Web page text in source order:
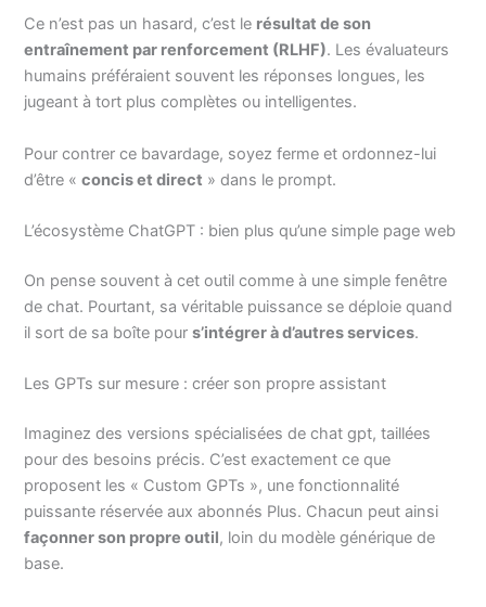
Ce n’est pas un hasard, c’est le résultat de son
entraînement par renforcement (RLHF). Les évaluateurs
humains préféraient souvent les réponses longues, les
jugeant à tort plus complètes ou intelligentes.
Pour contrer ce bavardage, soyez ferme et ordonnez-lui
d’être «concis et direct » dans le prompt.
L’écosystème ChatGPT : bien plus qu’une simple page web
On pense souvent à cet outil comme à une simple fenêtre
de chat. Pourtant, sa véritable puissance se déploie quand
il sort de sa boîte pours’intégrer à d’autres services.
Les GPTs sur mesure : créer son propre assistant
Imaginez des versions spécialisées de chat gpt, taillées
pour des besoins précis. C’est exactement ce que
proposent les « Custom GPTs », une fonctionnalité
puissante réservée aux abonnés Plus. Chacun peut ainsi
façonner son propre outil, loin du modèle générique de
base.